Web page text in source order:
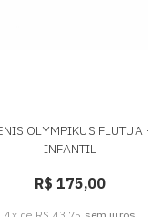
OLYMPIKUS FLUTUA -
INFANTIL
R$ 175,00